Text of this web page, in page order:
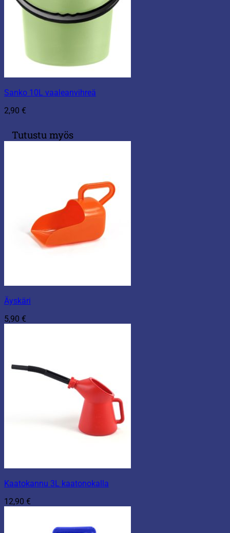
Sanko 10L vaaleanvihreä
2,90 €
Tutustu myös
Äyskäri
5,90 €
Kaatokannu 3L kaatonokalla
12,90 €